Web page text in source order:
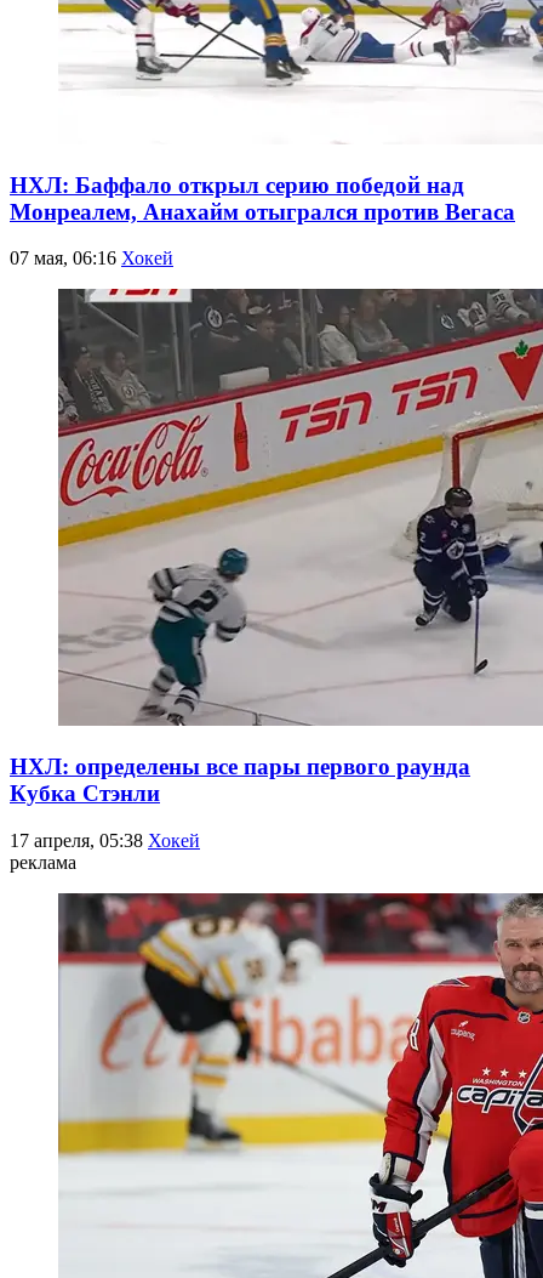
НХЛ: Баффало открыл серию победой над
Монреалем, Анахайм отыгрался против Вегаса
07 мая, 06:16 Хокей
НХЛ: определены все пары первого раунда
Кубка Стэнли
17 апреля, 05:38 Хокей
реклама